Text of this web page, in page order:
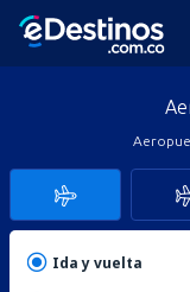
Ida y vuelta